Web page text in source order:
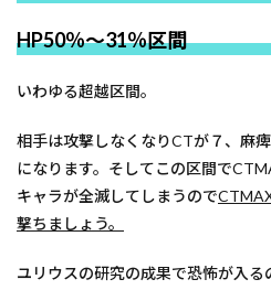
HP50％～31％区間
いわゆる超越区間。
相手は攻撃しなくなりCTが７、麻
になります。そしてこの区間で
キャラが全滅してしまうので
撃ちましょう。
ユリウスの研究の成果で恐怖が入